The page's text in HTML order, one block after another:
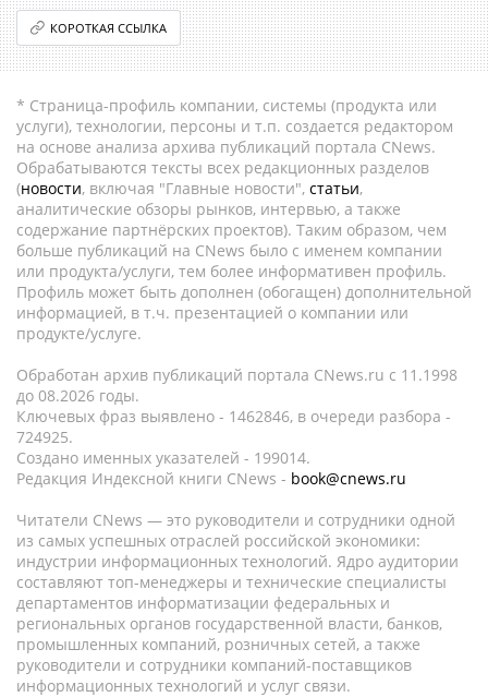
КОРОТКАЯ ССЫЛКА
* Страница-профиль компании, системы (продукта или
услуги), технологии, персоны и т.п. создается редактором
на основе анализа архива публикаций портала CNews.
Обрабатываются тексты всех редакционных разделов
(новости, включая "Главные новости", статьи,
аналитические обзоры рынков, интервью, а также
содержание партнёрских проектов). Таким образом, чем
больше публикаций на CNews было с именем компании
или продукта/услуги, тем более информативен профиль.
Профиль может быть дополнен (обогащен) дополнительной
информацией, в т.ч. презентацией о компании или
продукте/услуге.
Обработан архив публикаций портала CNews.ru c 11.1998
до 08.2026 годы.
Ключевых фраз выявлено - 1462846, в очереди разбора -
724925.
Создано именных указателей - 199014.
Редакция Индексной книги CNews - book@cnews.ru
Читатели CNews — это руководители и сотрудники одной
из самых успешных отраслей российской экономики:
индустрии информационных технологий. Ядро аудитории
составляют топ-менеджеры и технические специалисты
департаментов информатизации федеральных и
региональных органов государственной власти, банков,
промышленных компаний, розничных сетей, а также
руководители и сотрудники компаний-поставщиков
информационных технологий и услуг связи.